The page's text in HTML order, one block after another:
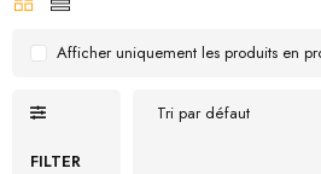
FILTER
Tri par défaut
Afficher uniquement les produits en